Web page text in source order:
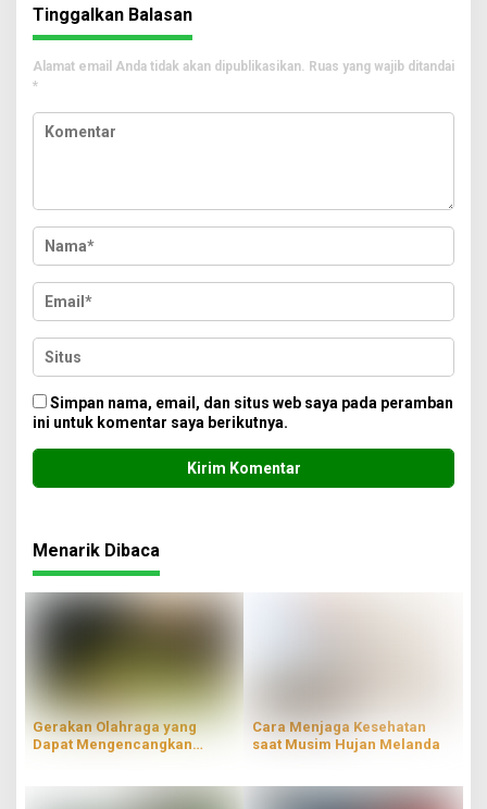
Tinggalkan Balasan
Alamat email Anda tidak akan dipublikasikan. Ruas yang wajib ditandai
*
Simpan nama, email, dan situs web saya pada peramban
ini untuk komentar saya berikutnya.
Menarik Dibaca
Gerakan Olahraga yang
Dapat Mengencangkan
Cara Menjaga Kesehatan
saat Musim Hujan Melanda